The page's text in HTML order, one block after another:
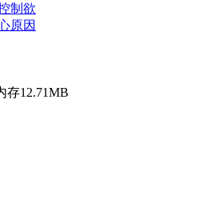
制欲
原因
存12.71MB